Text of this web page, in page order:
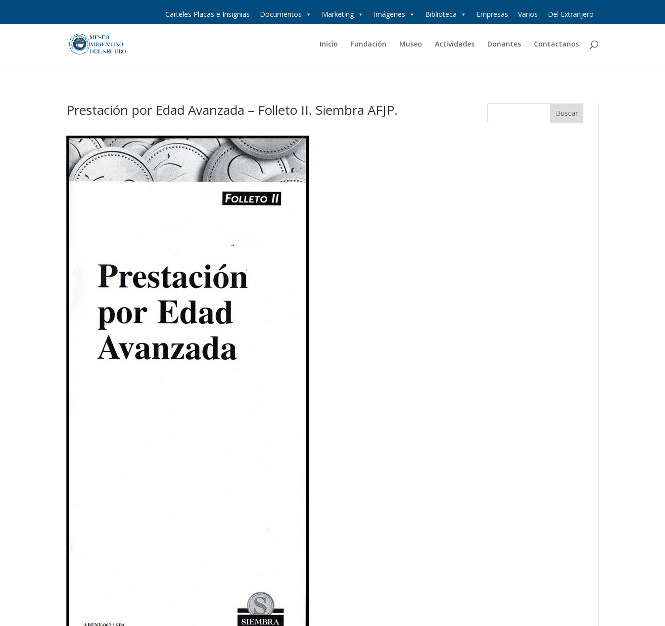
Carteles Placas e Insignias Documentos Marketing Imágenes Biblioteca Empresas Varios Del Extranjero
Inicio Fundación Museo Actividades Donantes Contactanos
Prestación por Edad Avanzada – Folleto II. Siembra AFJP.